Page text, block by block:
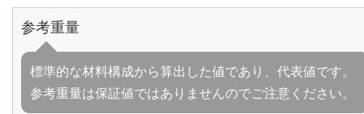
参考重量
標準的な材料構成から算出した値であり、代表値です。
参考重量は保証値ではありませんのでご注意ください。